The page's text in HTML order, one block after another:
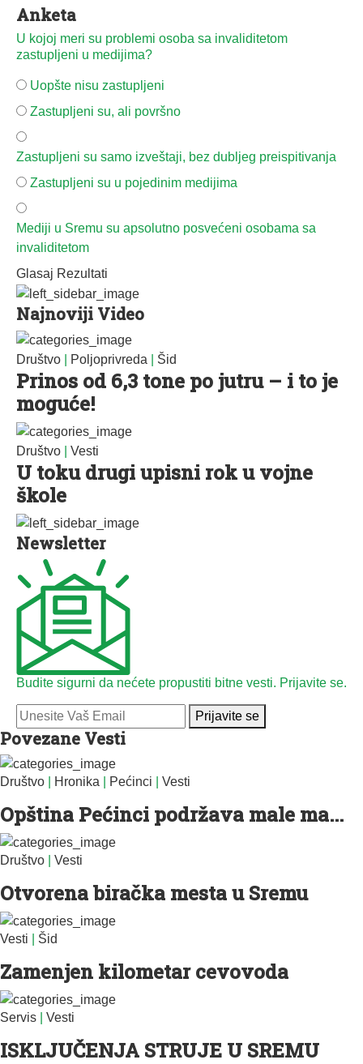
Anketa
U kojoj meri su problemi osoba sa invaliditetom
zastupljeni u medijima?
Uopšte nisu zastupljeni
Zastupljeni su, ali površno
Zastupljeni su samo izveštaji, bez dubljeg preispitivanja
Zastupljeni su u pojedinim medijima
Mediji u Sremu su apsolutno posvećeni osobama sa
invaliditetom
Glasaj Rezultati
Najnoviji Video
Društvo Poljoprivreda Šid
Prinos od 6,3 tone po jutru – i to je
moguće!
Društvo Vesti
U toku drugi upisni rok u vojne
škole
Newsletter
Budite sigurni da nećete propustiti bitne vesti. Prijavite se.
Prijavite se
Povezane Vesti
Društvo Hronika Pećinci Vesti
Opština Pećinci podržava male ma...
Društvo Vesti
Otvorena biračka mesta u Sremu
Vesti Šid
Zamenjen kilometar cevovoda
Servis Vesti
ISKLJUČENJA STRUJE U SREMU